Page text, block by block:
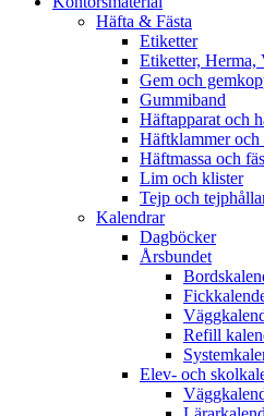
Häfta & Fästa
Etiketter
Etiketter, Herma,
Gem och
Gummiband
Häftapparat och
Häftklammer
Häftmassa och
Lim och klister
Tejp och
Kalendrar
Dagböcker
Årsbundet
Refill
Elev- och